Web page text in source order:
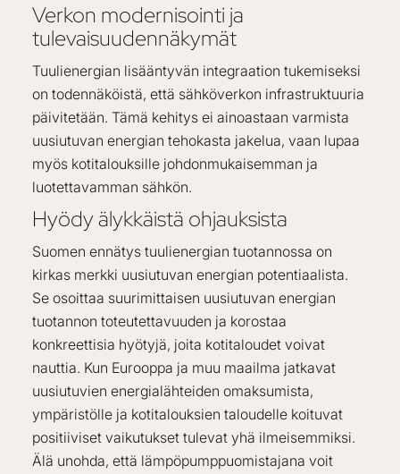
Verkon modernisointi ja
tulevaisuudennäkymät
Tuulienergian lisääntyvän integraation tukemiseksi
on todennäköistä, että sähköverkon infrastruktuuria
päivitetään. Tämä kehitys ei ainoastaan varmista
uusiutuvan energian tehokasta jakelua, vaan lupaa
myös kotitalouksille johdonmukaisemman ja
luotettavamman sähkön.
Hyödy älykkäistä ohjauksista
Suomen ennätys tuulienergian tuotannossa on
kirkas merkki uusiutuvan energian potentiaalista.
Se osoittaa suurimittaisen uusiutuvan energian
tuotannon toteutettavuuden ja korostaa
konkreettisia hyötyjä, joita kotitaloudet voivat
nauttia. Kun Eurooppa ja muu maailma jatkavat
uusiutuvien energialähteiden omaksumista,
ympäristölle ja kotitalouksien taloudelle koituvat
positiiviset vaikutukset tulevat yhä ilmeisemmiksi.
Älä unohda, että lämpöpumppuomistajana voit